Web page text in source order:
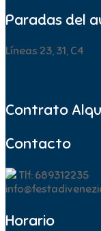
Paradas del
Líneas 23, 31, C4
Contrato
Contacto
Tlf: 689312235
Horario